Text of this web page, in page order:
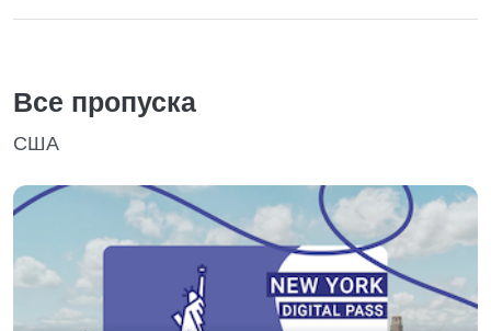
Все пропуска
США